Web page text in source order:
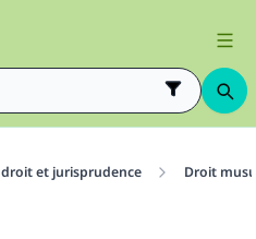
droit et jurisprudence Droit